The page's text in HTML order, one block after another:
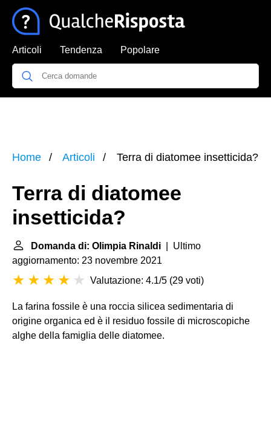
Articoli Tendenza Popolare
Home Articoli Terra di diatomee insetticida?
Terra di diatomee
insetticida?
Domanda di: Olimpia Rinaldi | Ultimo
aggiornamento: 23 novembre 2021
Valutazione: 4.1/5 (29 voti)
La farina fossile è una roccia silicea sedimentaria di
origine organica ed è il residuo fossile di microscopiche
alghe della famiglia delle diatomee.